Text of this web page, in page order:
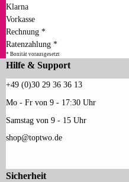
Klarna
Vorkasse
Rechnung *
Ratenzahlung *
* Bonität vorausgesetzt
Hilfe & Support
+49 (0)30 29 36 36 13
Mo - Fr von 9 - 17:30 Uhr
Samstag von 9 - 15 Uhr
shop@toptwo.de
Sicherheit